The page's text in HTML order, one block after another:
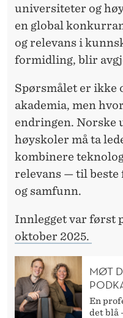
universiteter og
en global
og relevans i
formidling, blir
Spørsmålet er ikke
akademia, men
endringen. Norske
høyskoler må ta
kombinere
relevans — til
og samfunn.
Innlegget var først
oktober 2025.
MØT
En
det blå